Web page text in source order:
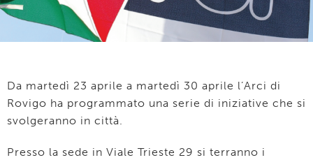
Da martedì 23 aprile a martedì 30 aprile l’Arci di
Rovigo ha programmato una serie di iniziative che si
svolgeranno in città.
Presso la sede in Viale Trieste 29 si terranno i